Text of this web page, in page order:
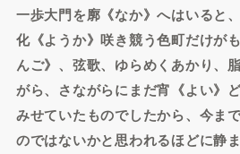
一歩大門を廓《なか》へはいると
化《ようか》咲き競う色町だけが
んご》、弦歌、ゆらめくあかり、
がら、さながらにまだ宵《よい》
みせていたものでしたから、今ま
のではないかと思われるほどに静